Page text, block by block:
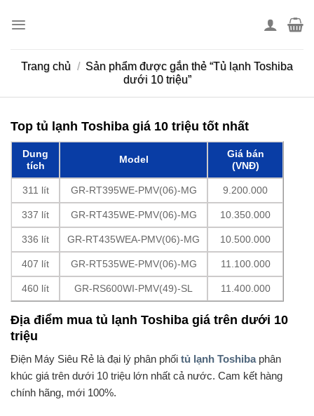
Trang chủ / Sản phẩm được gắn thẻ “Tủ lạnh Toshiba
dưới 10 triệu”
Top tủ lạnh Toshiba giá 10 triệu tốt nhất
Dung
tích
Model
Giá bán
(VNĐ)
311 lít GR-RT395WE-PMV(06)-MG 9.200.000
337 lít GR-RT435WE-PMV(06)-MG 10.350.000
336 lít GR-RT435WEA-PMV(06)-MG 10.500.000
407 lít GR-RT535WE-PMV(06)-MG 11.100.000
460 lít GR-RS600WI-PMV(49)-SL 11.400.000
Địa điểm mua tủ lạnh Toshiba giá trên dưới 10
triệu
Điện Máy Siêu Rẻ là đại lý phân phối tủ lạnh Toshibaphân
khúc giá trên dưới 10 triệu lớn nhất cả nước. Cam kết hàng
chính hãng, mới 100%.